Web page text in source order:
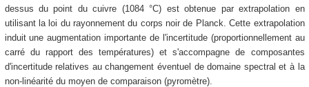
dessus du point du cuivre (1084 °C) est obtenue par extrapolation en
utilisant la loi du rayonnement du corps noir de Planck. Cette extrapolation
induit une augmentation importante de l'incertitude (proportionnellement au
carré du rapport des températures) et s'accompagne de composantes
d'incertitude relatives au changement éventuel de domaine spectral et à la
non-linéarité du moyen de comparaison (pyromètre).